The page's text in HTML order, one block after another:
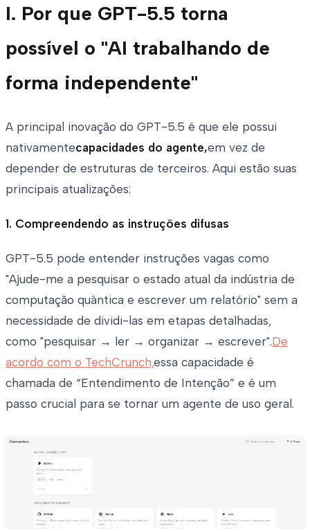
I. Por que GPT-5.5 torna
possível o "AI trabalhando de
forma independente"
A principal inovação do GPT-5.5 é que ele possui
nativamentecapacidades do agente,em vez de
depender de estruturas de terceiros. Aqui estão suas
principais atualizações:
1. Compreendendo as instruções difusas
GPT-5.5 pode entender instruções vagas como
"Ajude-me a pesquisar o estado atual da indústria de
computação quântica e escrever um relatório" sem a
necessidade de dividi-las em etapas detalhadas,
como "pesquisar → ler → organizar → escrever".De
acordo com o TechCrunch,essa capacidade é
chamada de “Entendimento de Intenção” e é um
passo crucial para se tornar um agente de uso geral.